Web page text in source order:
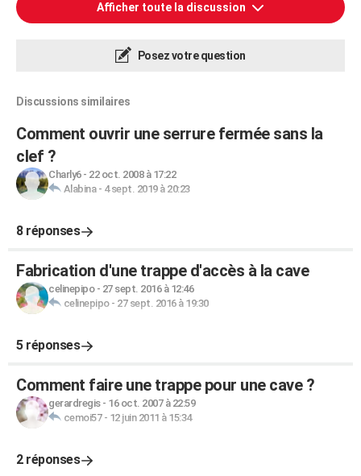
Afficher toute la discussion
Posez votre question
Discussions similaires
Comment ouvrir une serrure fermée sans la
clef ?
Charly6- 22 oct. 2008 à 17:22
Alabina- 4 sept. 2019 à 20:23
8 réponses
Fabrication d'une trappe d'accès à la cave
celinepipo- 27 sept. 2016 à 12:46
celinepipo- 27 sept. 2016 à 19:30
5 réponses
Comment faire une trappe pour une cave ?
gerardregis- 16 oct. 2007 à 22:59
cemoi57- 12 juin 2011 à 15:34
2 réponses